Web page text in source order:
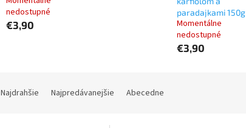
nedostupné
€3,90
paradajkami 150g
Momentálne
nedostupné
€3,90
Najdrahšie Najpredávanejšie Abecedne